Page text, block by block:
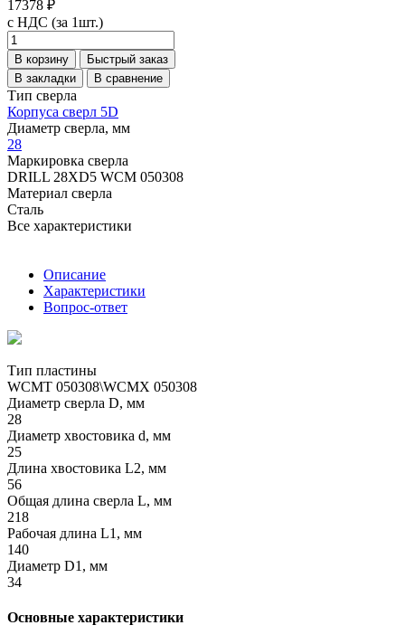
17378 ₽
с НДС (за 1шт.)
В корзину
Быстрый заказ
В закладки
В сравнение
Тип сверла
Корпуса сверл 5D
Диаметр сверла, мм
28
Маркировка сверла
DRILL 28XD5 WCM 050308
Материал сверла
Сталь
Все характеристики
Описание
Характеристики
Вопрос-ответ
Тип пластины
WCMT 050308\WCMX 050308
Диаметр сверла D, мм
28
Диаметр хвостовика d, мм
25
Длина хвостовика L2, мм
56
Общая длина сверла L, мм
218
Рабочая длина L1, мм
140
Диаметр D1, мм
34
Основные характеристики